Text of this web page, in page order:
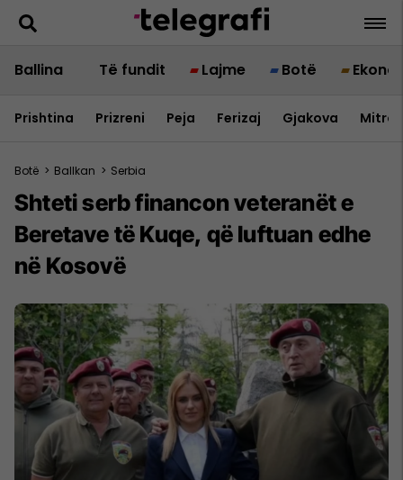
Ballina Të fundit Lajme Botë
Prishtina Prizreni Peja Ferizaj Gjakova
Botë > Ballkan > Serbia
Shteti serb financon veteranët e
Beretave të Kuqe, që luftuan edhe
në Kosovë